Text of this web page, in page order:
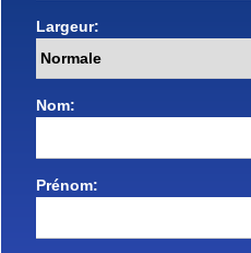
Largeur:
Nom:
Prénom: